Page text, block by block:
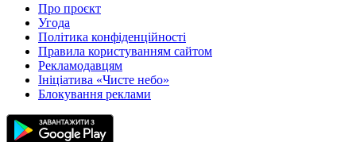
Про проєкт
Угода
Політика конфіденційності
Правила користуванням сайтом
Рекламодавцям
Ініціатива «Чисте небо»
Блокування реклами